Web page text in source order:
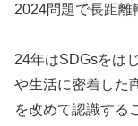
2024問題で長距離
24年はSDGsをは
や生活に密着した
を改めて認識する